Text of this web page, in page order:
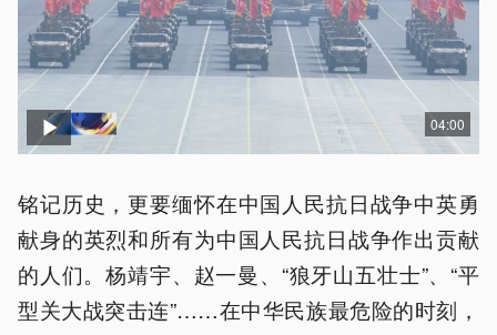
04:00
铭记历史，更要缅怀在中国人民抗日战争中英勇
献身的英烈和所有为中国人民抗日战争作出贡献
的人们。杨靖宇、赵一曼、“狼牙山五壮士”、“平
型关大战突击连”……在中华民族最危险的时刻，